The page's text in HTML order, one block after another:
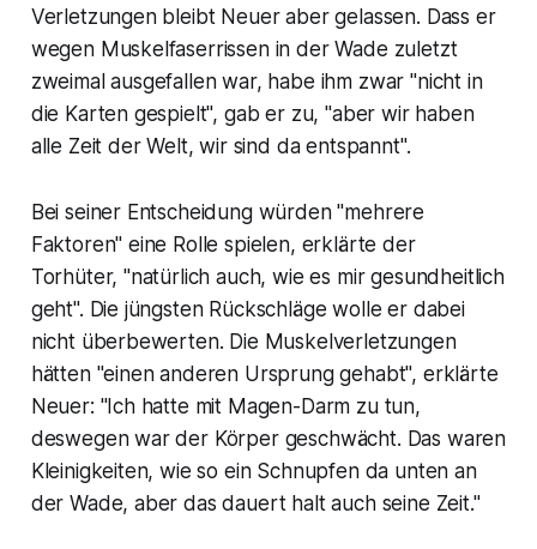
Verletzungen bleibt Neuer aber gelassen. Dass er
wegen Muskelfaserrissen in der Wade zuletzt
zweimal ausgefallen war, habe ihm zwar "nicht in
die Karten gespielt", gab er zu, "aber wir haben
alle Zeit der Welt, wir sind da entspannt".
Bei seiner Entscheidung würden "mehrere
Faktoren" eine Rolle spielen, erklärte der
Torhüter, "natürlich auch, wie es mir gesundheitlich
geht". Die jüngsten Rückschläge wolle er dabei
nicht überbewerten. Die Muskelverletzungen
hätten "einen anderen Ursprung gehabt", erklärte
Neuer: "Ich hatte mit Magen-Darm zu tun,
deswegen war der Körper geschwächt. Das waren
Kleinigkeiten, wie so ein Schnupfen da unten an
der Wade, aber das dauert halt auch seine Zeit."